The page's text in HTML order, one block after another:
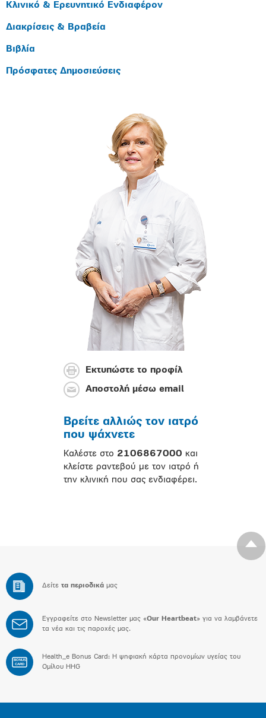
Κλινικό & Ερευνητικό Ενδιαφέρον
Διακρίσεις & Βραβεία
Βιβλία
Πρόσφατες Δημοσιεύσεις
Εκτυπώστε το προφίλ
Αποστολή μέσω email
Βρείτε αλλιώς τον ιατρό
που ψάχνετε
Καλέστε στο 2106867000 και
κλείστε ραντεβού με τον ιατρό ή
την κλινική που σας ενδιαφέρει.
Δείτε τα περιοδικά μας
Εγγραφείτε στο Newsletter μας «Our Heartbeat» για να λαμβάνετε
τα νέα και τις παροχές μας.
BONUS
CARD
Health_e Bonus Card: H ψηφιακή κάρτα προνομίων υγείας του
Ομίλου HHG